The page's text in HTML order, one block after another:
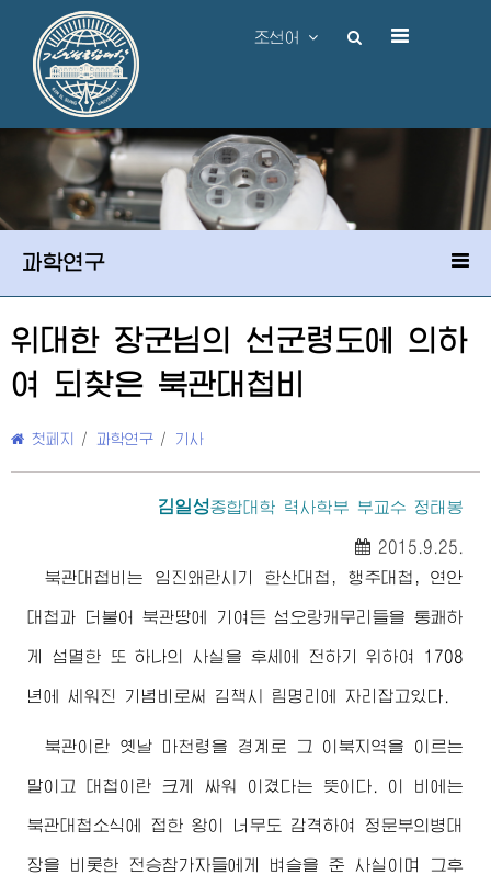
조선어
과학연구
위대한 장군님의 선군령도에 의하
여 되찾은 북관대첩비
첫페지 / 과학연구 / 기사
김일성종합대학 력사학부 부교수 정태봉
2015.9.25.
북관대첩비는 임진왜란시기 한산대첩, 행주대첩, 연안
대첩과 더불어 북관땅에 기여든 섬오랑캐무리들을 통쾌하
게 섬멸한 또 하나의 사실을 후세에 전하기 위하여 1708
년에 세워진 기념비로써 김책시 림명리에 자리잡고있다.
북관이란 옛날 마천령을 경계로 그 이북지역을 이르는
말이고 대첩이란 크게 싸워 이겼다는 뜻이다. 이 비에는
북관대첩소식에 접한 왕이 너무도 감격하여 정문부의병대
장을 비롯한 전승참가자들에게 벼슬을 준 사실이며 그후